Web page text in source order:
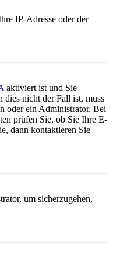
IP-Adresse oder der
aktiviert ist und Sie
dies nicht der Fall ist, muss
oder ein Administrator. Bei
prüfen Sie, ob Sie Ihre E-
dann kontaktieren Sie
um sicherzugehen,